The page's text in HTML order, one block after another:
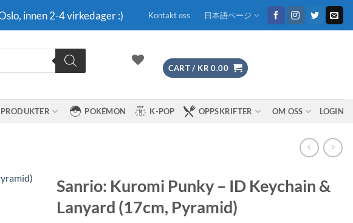
innen 2-4 virkedager :) Kontakt oss 日本語ページ
CART / KR 0.00
POKÉMON K-POP OPPSKRIFTER OM OSS LOGIN
Sanrio: Kuromi Punky – ID Keychain &
Lanyard (17cm, Pyramid)